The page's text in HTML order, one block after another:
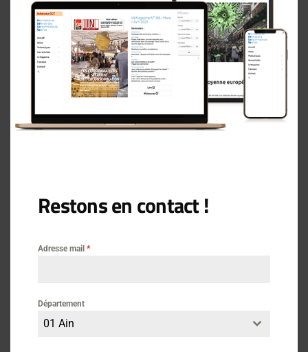
OU alors copiez
suivants
Restons en contact !
Adresse mail *
Département
01 Ain